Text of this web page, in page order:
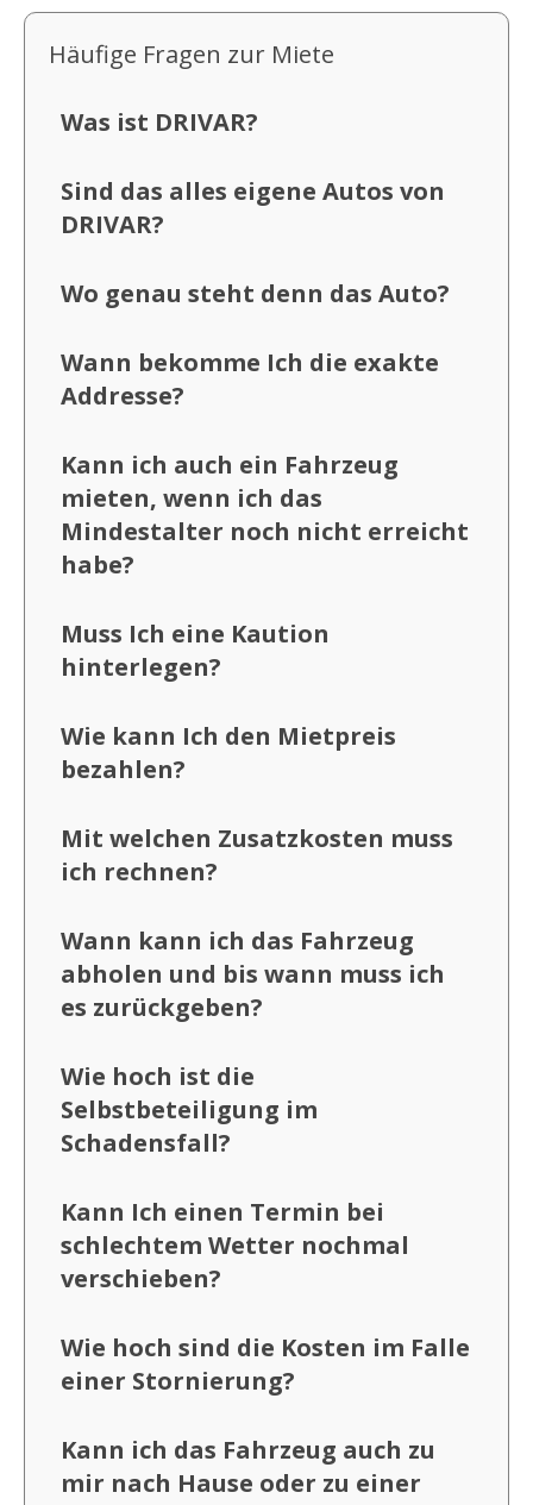
Häufige Fragen zur Miete
Was ist DRIVAR?
Sind das alles eigene Autos von
DRIVAR?
Wo genau steht denn das Auto?
Wann bekomme Ich die exakte
Addresse?
Kann ich auch ein Fahrzeug
mieten, wenn ich das
Mindestalter noch nicht erreicht
habe?
Muss Ich eine Kaution
hinterlegen?
Wie kann Ich den Mietpreis
bezahlen?
Mit welchen Zusatzkosten muss
ich rechnen?
Wann kann ich das Fahrzeug
abholen und bis wann muss ich
es zurückgeben?
Wie hoch ist die
Selbstbeteiligung im
Schadensfall?
Kann Ich einen Termin bei
schlechtem Wetter nochmal
verschieben?
Wie hoch sind die Kosten im Falle
einer Stornierung?
Kann ich das Fahrzeug auch zu
mir nach Hause oder zu einer